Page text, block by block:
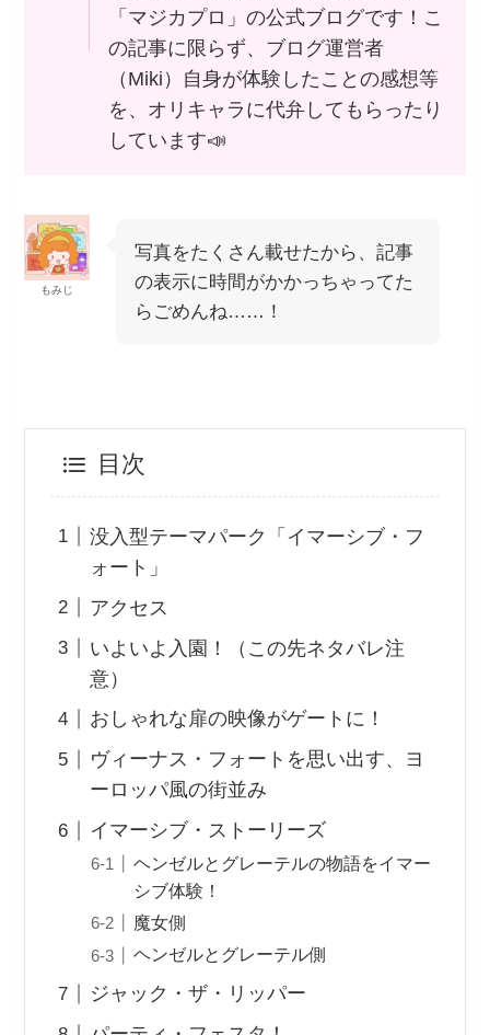
「マジカプロ」の公式ブログです！こ
の記事に限らず、ブログ運営者
（Miki）自身が体験したことの感想等
を、オリキャラに代弁してもらったり
しています📣
もみじ
写真をたくさん載せたから、記事
の表示に時間がかかっちゃってた
らごめんね……！
目次
没入型テーマパーク「イマーシブ・フ
ォート」
アクセス
いよいよ入園！（この先ネタバレ注
意）
おしゃれな扉の映像がゲートに！
ヴィーナス・フォートを思い出す、ヨ
ーロッパ風の街並み
イマーシブ・ストーリーズ
ヘンゼルとグレーテルの物語をイマー
シブ体験！
魔女側
ヘンゼルとグレーテル側
ジャック・ザ・リッパー